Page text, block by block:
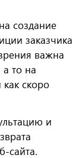
создание
заказчика
важна
а то на
скоро
и
сайта.